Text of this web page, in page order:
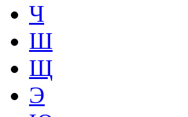
Ч
Ш
Щ
Э